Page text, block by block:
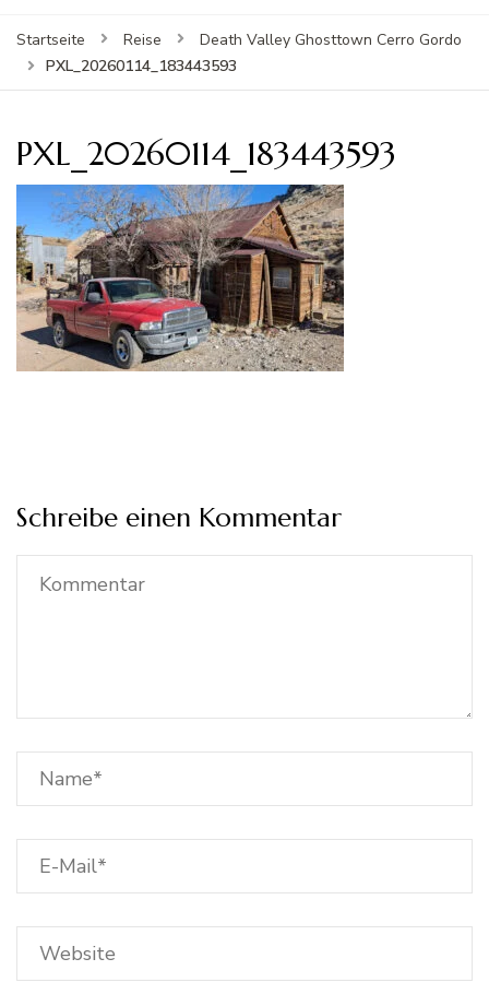
Startseite Reise
Death Valley Ghosttown Cerro Gordo
PXL_20260114_183443593
PXL_20260114_183443593
Schreibe einen Kommentar